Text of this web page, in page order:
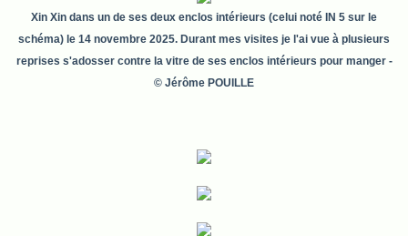
Xin Xin dans un de ses deux enclos intérieurs (celui noté IN 5 sur le
schéma) le 14 novembre 2025. Durant mes visites je l'ai vue à plusieurs
reprises s'adosser contre la vitre de ses enclos intérieurs pour manger-
© Jérôme POUILLE